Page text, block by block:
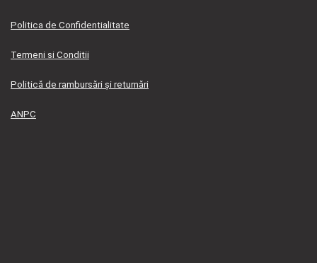
Politica de Confidentialitate
Termeni si Conditii
Politică de rambursări și returnări
ANPC